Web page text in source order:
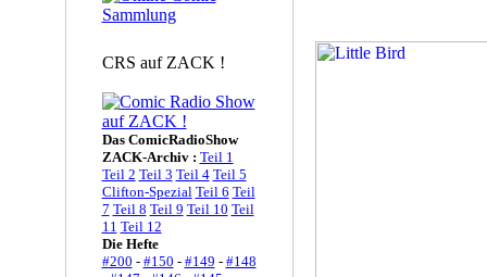
CRS auf ZACK !
Das ComicRadioShow
ZACK-Archiv : Teil 1
Teil 2 Teil 3 Teil 4 Teil 5
Clifton-Spezial Teil 6 Teil
7 Teil 8 Teil 9 Teil 10 Teil
11 Teil 12
Die Hefte
#200 - #150 - #149 - #148